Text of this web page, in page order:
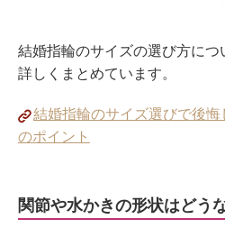
結婚指輪のサイズの選び方に
詳しくまとめています。
結婚指輪のサイズ選びで後
のポイント
関節や水かきの形状はどう